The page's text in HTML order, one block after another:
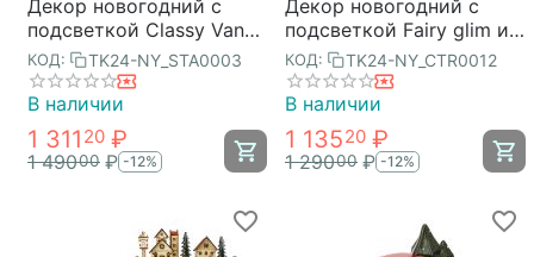
Декор новогодний с
подсветкой Classy Van
из коллекции New Year
Essential, 12 см, Tkano
КОД: TK24-NY_STA0003
В наличии
1 311 20 ₽
1 49000 ₽ -12%
Декор новогодний с
подсветкой Fairy glim из
коллекции New Year
Essential, 17 см, Tkano
КОД: TK24-NY_CTR0012
В наличии
1 13520 ₽
1 29000 ₽ -12%